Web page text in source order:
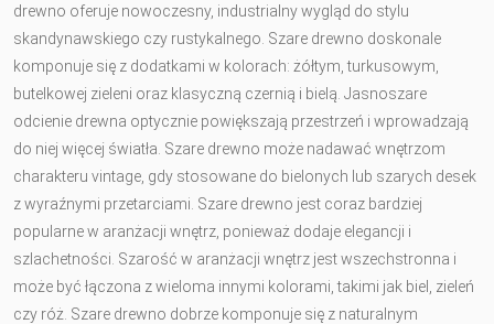
drewno oferuje nowoczesny, industrialny wygląd do stylu
skandynawskiego czy rustykalnego. Szare drewno doskonale
komponuje się z dodatkami w kolorach: żółtym, turkusowym,
butelkowej zieleni oraz klasyczną czernią i bielą. Jasnoszare
odcienie drewna optycznie powiększają przestrzeń i wprowadzają
do niej więcej światła. Szare drewno może nadawać wnętrzom
charakteru vintage, gdy stosowane do bielonych lub szarych desek
z wyraźnymi przetarciami. Szare drewno jest coraz bardziej
popularne w aranżacji wnętrz, ponieważ dodaje elegancji i
szlachetności. Szarość w aranżacji wnętrz jest wszechstronna i
może być łączona z wieloma innymi kolorami, takimi jak biel, zieleń
czy róż. Szare drewno dobrze komponuje się z naturalnym